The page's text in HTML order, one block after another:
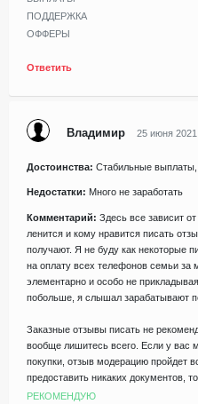
ПОДДЕРЖКА
ОФФЕРЫ
Ответить
Владимир 25 июня 2021
Достоинства: Стабильные выплаты,
Недостатки: Много не заработать
Комментарий: Здесь все зависит
ленится и кому нравится писать
получают. Я не буду как некоторые
на оплату всех телефонов семьи за
элементарно и особо не
побольше, я слышал зарабатывают
Заказные отзывы писать не
вообще лишитесь всего. Если у вас
покупки, отзыв модерацию пройдет
предоставить никаких документов,
РЕКОМЕНДУЮ